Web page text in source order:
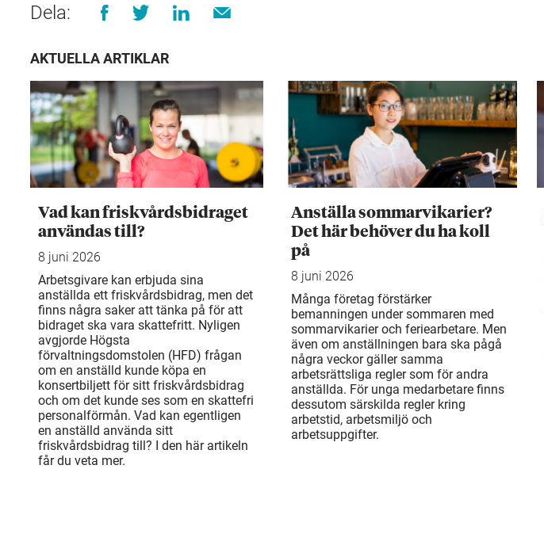
Dela:
AKTUELLA ARTIKLAR
Vad kan friskvårdsbidraget
användas till?
8 juni 2026
Arbetsgivare kan erbjuda sina
anställda ett friskvårdsbidrag, men det
finns några saker att tänka på för att
bidraget ska vara skattefritt. Nyligen
avgjorde Högsta
förvaltningsdomstolen (HFD) frågan
om en anställd kunde köpa en
konsertbiljett för sitt friskvårdsbidrag
och om det kunde ses som en skattefri
personalförmån. Vad kan egentligen
en anställd använda sitt
friskvårdsbidrag till? I den här artikeln
får du veta mer.
Anställa sommarvikarier?
Det här behöver du ha koll
på
8 juni 2026
Många företag förstärker
bemanningen under sommaren med
sommarvikarier och feriearbetare. Men
även om anställningen bara ska pågå
några veckor gäller samma
arbetsrättsliga regler som för andra
anställda. För unga medarbetare finns
dessutom särskilda regler kring
arbetstid, arbetsmiljö och
arbetsuppgifter.